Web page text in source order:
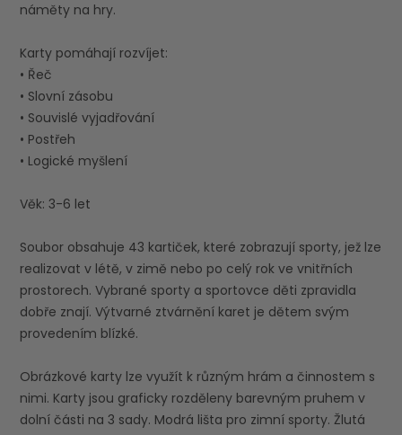
náměty na hry.
Karty pomáhají rozvíjet:
• Řeč
• Slovní zásobu
• Souvislé vyjadřování
• Postřeh
• Logické myšlení
Věk: 3-6 let
Soubor obsahuje 43 kartiček, které zobrazují sporty, jež lze
realizovat v létě, v zimě nebo po celý rok ve vnitřních
prostorech. Vybrané sporty a sportovce děti zpravidla
dobře znají. Výtvarné ztvárnění karet je dětem svým
provedením blízké.
Obrázkové karty lze využít k různým hrám a činnostem s
nimi. Karty jsou graficky rozděleny barevným pruhem v
dolní části na 3 sady. Modrá lišta pro zimní sporty. Žlutá